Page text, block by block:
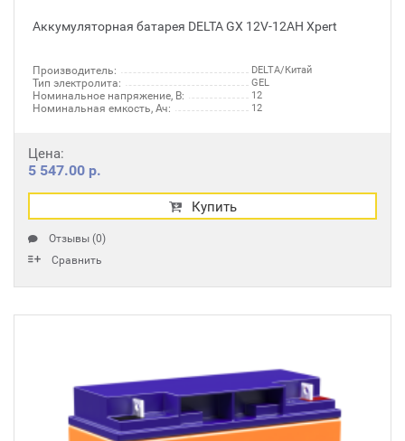
Аккумуляторная батарея DELTA GX 12V-12AH Xpert
Производитель: DELTA/Китай
Тип электролита: GEL
Номинальное напряжение, В: 12
Номинальная емкость, Ач: 12
Цена:
5 547.00 р.
Купить
Отзывы (0)
Сравнить